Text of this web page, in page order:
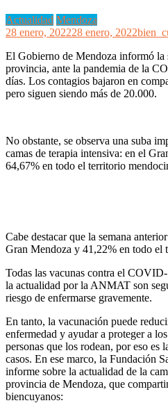
Actualidad Mendoza
28 enero, 202228 enero, 2022
El Gobierno de Mendoza informó la
provincia, ante la pandemia de la
días. Los contagios bajaron en
pero siguen siendo más de 20.000.
No obstante, se observa una suba
camas de terapia intensiva: en el
64,67% en todo el territorio
Cabe destacar que la semana
Gran Mendoza y 41,22% en todo el
Todas las vacunas contra el
la actualidad por la ANMAT son
riesgo de enfermarse gravemente.
En tanto, la vacunación puede
enfermedad y ayudar a proteger a
personas que los rodean, por eso es
casos. En ese marco, la Fundación
informe sobre la actualidad de la
provincia de Mendoza, que
biencuyanos: